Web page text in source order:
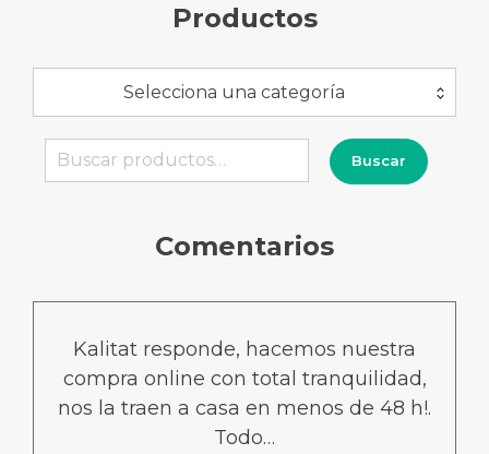
Productos
Selecciona una categoría
Buscar
Buscar
Comentarios
Kalitat responde, hacemos nuestra
compra online con total tranquilidad,
nos la traen a casa en menos de 48 h!.
Todo…